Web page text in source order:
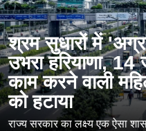
श्रम सुधारों में
उभरा हरियाणा, 14
काम करने वाली
को हटाया
राज्य सरकार का लक्ष्य एक ऐसा